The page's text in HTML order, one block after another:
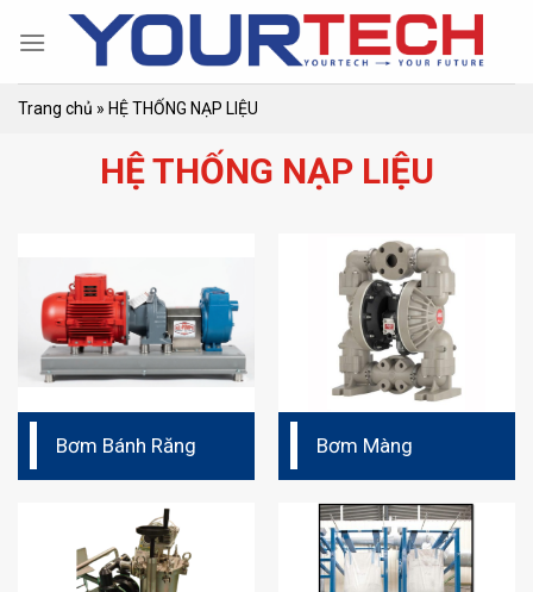
Trang chủ » HỆ THỐNG NẠP LIỆU
HỆ THỐNG NẠP LIỆU
Bơm Bánh Răng Bơm Màng